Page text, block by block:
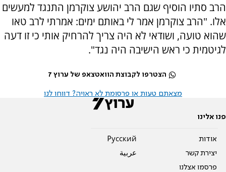
הרב סתיו הוסיף שגם הרב יהושע צוקרמן התנגד למעשים
אלו. "הרב צוקרמן אמר לי באותם ימים: אמרתי לרב טאו
שהוא טועה, ושודאי לא היה צריך להרחיק אותי כי זו דעה
לגיטמית כי ראש הישיבה היה נגד".
הצטרפו לקבוצת הוואטצאפ של ערוץ 7
מצאתם טעות או פרסומת לא ראויה? דווחו לנו
פנו אלינו
אודות
יצירת קשר
פרסמו אצלנו
Pусский
عربية